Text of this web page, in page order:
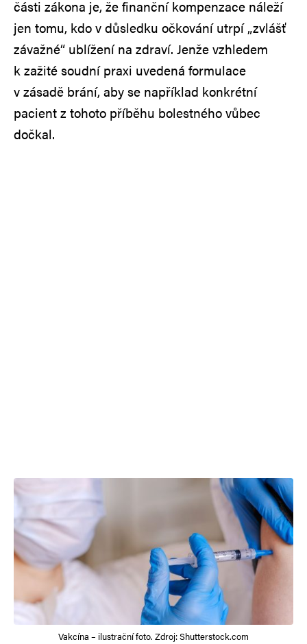
části zákona je, že finanční kompenzace náleží
jen tomu, kdo v důsledku očkování utrpí „zvlášť
závažné“ ublížení na zdraví. Jenže vzhledem
k zažité soudní praxi uvedená formulace
v zásadě brání, aby se například konkrétní
pacient z tohoto příběhu bolestného vůbec
dočkal.
Vakcína – ilustrační foto. Zdroj: Shutterstock.com